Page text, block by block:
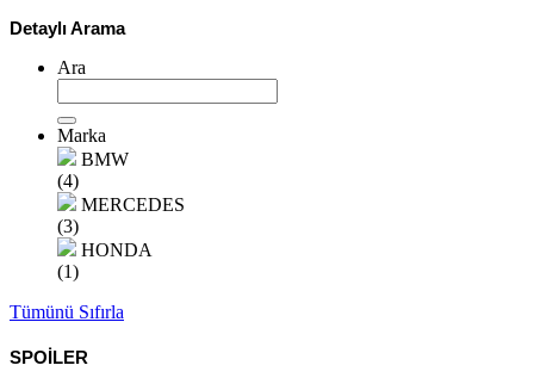
Detaylı Arama
Ara
Marka
BMW
(4)
MERCEDES
(3)
HONDA
(1)
Tümünü Sıfırla
SPOİLER